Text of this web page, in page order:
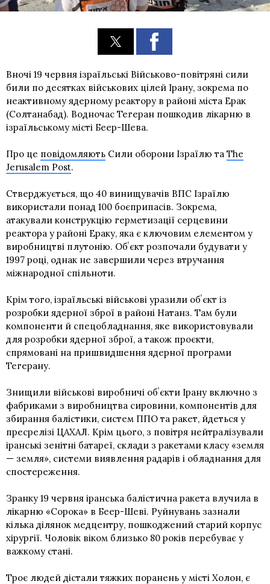
Вночі 19 червня ізраїльські Військово-повітряні сили
били по десятках військових цілей Ірану, зокрема по
неактивному ядерному реактору в районі міста Ерак
(Солтанабад). Водночас Тегеран пошкодив лікарню в
ізраїльському місті Беер-Шева.
Про це повідомляють Сили оборони Ізраїлю та The
Jerusalem Post.
Стверджується, що 40 винищувачів ВПС Ізраїлю
використали понад 100 боєприпасів. Зокрема,
атакували конструкцію герметизації серцевини
реактора у районі Ераку, яка є ключовим елементом у
виробництві плутонію. Обʼєкт розпочали будувати у
1997 році, однак не завершили через втручання
міжнародної спільноти.
Крім того, ізраїльські військові уразили обʼєкт із
розробки ядерної зброї в районі Натанз. Там були
компоненти й спецобладнання, яке використовували
для розробки ядерної зброї, а також проєкти,
спрямовані на пришвидшення ядерної програми
Тегерану.
Знищили військові виробничі обʼєкти Ірану включно з
фабриками з виробництва сировини, компонентів для
збирання балістики, систем ППО та ракет, йдеться у
пресрелізі ЦАХАЛ. Крім цього, з повітря нейтралізували
іранські зенітні батареї, склади з ракетами класу «земля
— земля», системи виявлення радарів і обладнання для
спостереження.
Зранку 19 червня іранська балістична ракета влучила в
лікарню «Сорока» в Беер-Шеві. Руйнувань зазнали
кілька ділянок медцентру, пошкоджений старий корпус
хірургії. Чоловік віком близько 80 років перебуває у
важкому стані.
Троє людей дістали тяжких поранень у місті Холон, є